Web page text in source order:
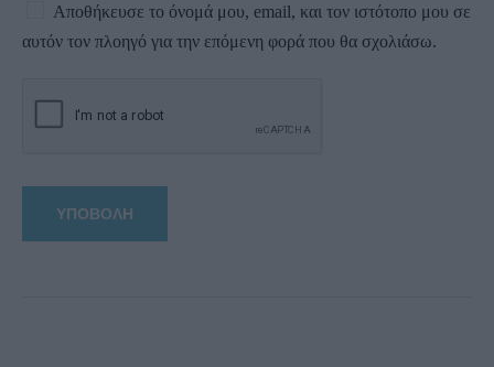
Αποθήκευσε το όνομά μου, email, και τον ιστότοπο μου σε
αυτόν τον πλοηγό για την επόμενη φορά που θα σχολιάσω.